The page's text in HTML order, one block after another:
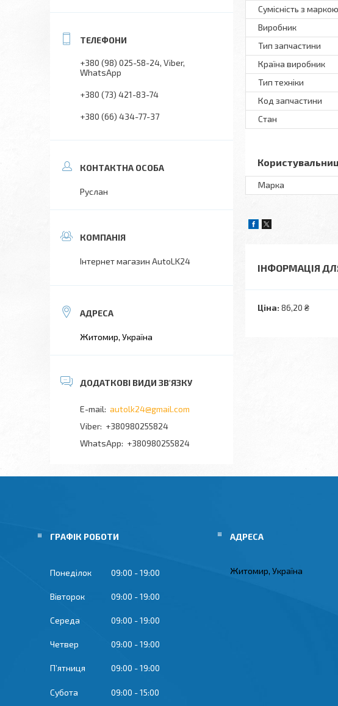
Сумісність з маркою
Виробник
Тип запчастини
Країна виробник
Тип техніки
Код запчастини
Стан
Марка
ІНФОРМАЦІЯ
Ціна: 86,20 ₴
+380 (98) 025-58-24 Viber
WhatsApp
+380 (73) 421-83-74
+380 (66) 434-77-37
Руслан
Інтернет магазин AutoLK24
Житомир, Україна
autolk24@gmail.com
+380980255824
+380980255824
ГРАФІК РОБОТИ
Понеділок 09:00 19:00
Вівторок 09:00 19:00
Середа 09:00 19:00
Четвер 09:00 19:00
Пʼятниця 09:00 19:00
Субота 09:00 15:00
Житомир, Україна